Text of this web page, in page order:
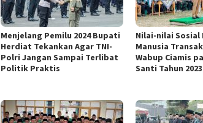
Menjelang Pemilu 2024 Bupati
Herdiat Tekankan Agar TNI-
Polri Jangan Sampai Terlibat
Politik Praktis
Nilai-nilai Sosial
Manusia
Wabup Ciamis
Santi Tahun 2023